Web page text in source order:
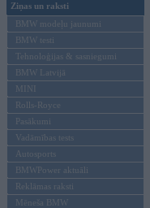
Ziņas un raksti
BMW modeļu jaunumi
BMW testi
Tehnoloģijas & sasniegumi
BMW Latvijā
MINI
Rolls-Royce
Pasākumi
Vadāmības tests
Autosports
BMWPower aktuāli
Reklāmas raksti
Mēneša BMW